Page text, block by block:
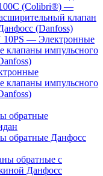
(Colibri®) —
клапан
(Danfoss)
— Электронные
клапаны импульсного
клапаны импульсного
обратные
обратные Данфосс
обратные с
Данфосс